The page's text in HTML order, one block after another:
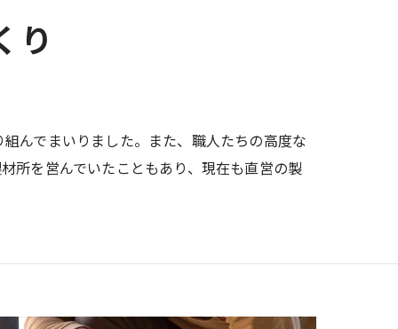
り
んでまいりました。また、職人たちの高度な
所を営んでいたこともあり、現在も直営の製